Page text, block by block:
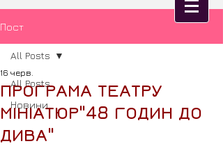
Пост
All Posts
Новини
All Posts
ПРОГРАМА ТЕАТРУ
МІНІАТЮР"48 ГОДИН ДО
ДИВА"
16 черв.